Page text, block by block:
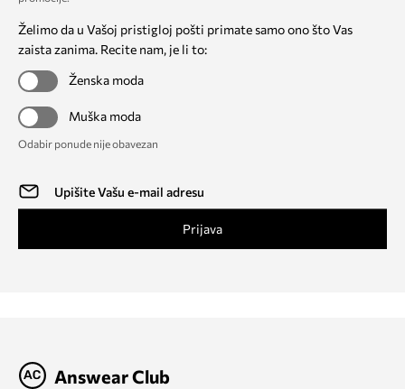
Želimo da u Vašoj pristigloj pošti primate samo ono što Vas
zaista zanima. Recite nam, je li to:
Ženska moda
Muška moda
Odabir ponude nije obavezan
Prijava
Answear Club